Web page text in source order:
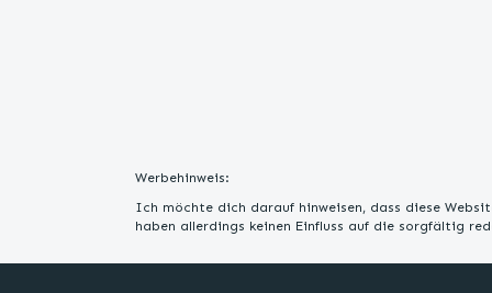
Werbehinweis:
Ich möchte dich darauf hinweisen, dass diese
haben allerdings keinen Einfluss auf die sorgfältig